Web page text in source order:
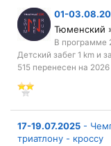
01-
Тюменский
В программе
Детский забег 1 km и
515 перенесен на 2026
17-19.07.2025 -
триатлону - кроссу